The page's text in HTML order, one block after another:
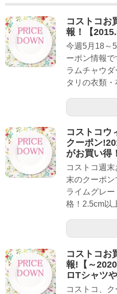
コストコお
報！【
今週5月18～
ーポン情報
ラムチャウ
タリの衣類
コストコウ
クーポン
がお買い得！
コストコ週
末のクーポ
ライムグレ
格！2.5cm以
コストコお
報!【～
ロTシャツ
コストコ、